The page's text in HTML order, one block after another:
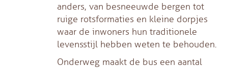
anders, van besneeuwde bergen tot
ruige rotsformaties en kleine dorpjes
waar de inwoners hun traditionele
levensstijl hebben weten te behouden.
Onderweg maakt de bus een aantal